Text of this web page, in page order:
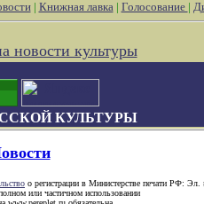
| Книжная лавка| Голосование |
новости культуры
КУЛЬТУРЫ
о регистрации в Министерстве печати РФ: Эл.
или частичном использовании